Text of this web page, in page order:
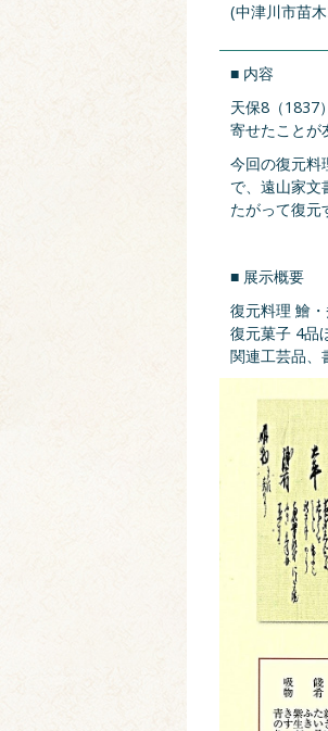
(中津川市苗
■ 内容
天保8（1837
寄せたことが
今回の復元料
で、遠山家文
たがって復元
■ 展示概要
復元料理 鱠
復元菓子 4品
関連工芸品、